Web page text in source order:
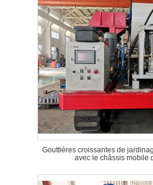
Gouttières croissantes de
avec le châssis mobile